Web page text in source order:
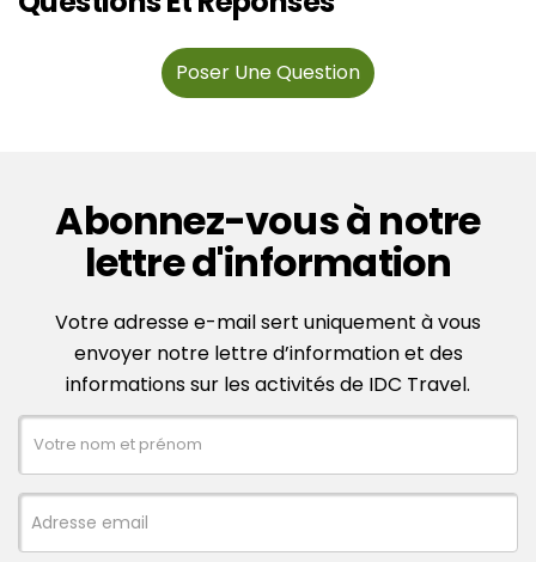
Poser Une Question
Abonnez-vous à notre
lettre d'information
Votre adresse e-mail sert uniquement à vous
envoyer notre lettre d’information et des
informations sur les activités de IDC Travel.